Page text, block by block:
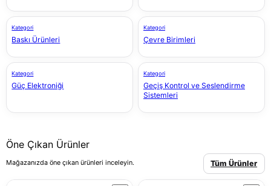
Kategori
Baskı Ürünleri
Kategori
Çevre Birimleri
Kategori
Güç Elektroniği
Kategori
Geçiş Kontrol ve Seslendirme
Sistemleri
Öne Çıkan Ürünler
Mağazanızda öne çıkan ürünleri inceleyin. Tüm Ürünler